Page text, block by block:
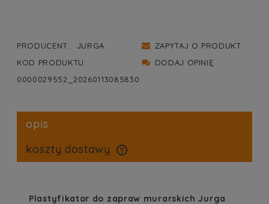
PRODUCENT:
JURGA
KOD PRODUKTU:
0000029552_20260113085830
ZAPYTAJ O PRODUKT
DODAJ OPINIĘ
opis
koszty dostawy
Plastyfikator do zapraw murarskich Jurga